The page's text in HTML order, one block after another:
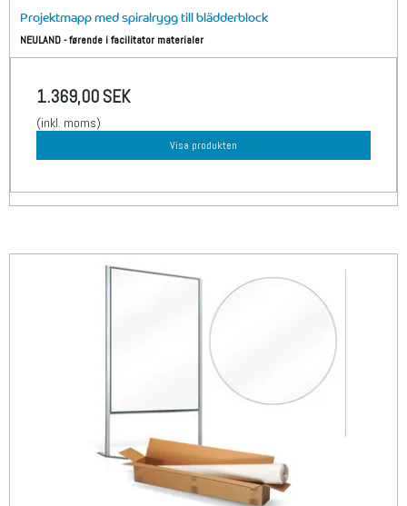
Projektmapp med spiralrygg till blädderblock
NEULAND - førende i facilitator materialer
1.369,00 SEK
(inkl. moms)
Visa produkten